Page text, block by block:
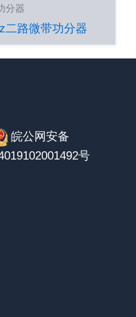
分器
二路微带功分器
皖公网安备
号